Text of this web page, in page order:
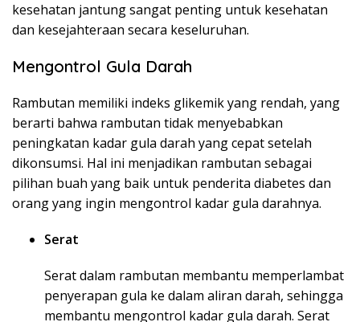
kesehatan jantung sangat penting untuk kesehatan
dan kesejahteraan secara keseluruhan.
Mengontrol Gula Darah
Rambutan memiliki indeks glikemik yang rendah, yang
berarti bahwa rambutan tidak menyebabkan
peningkatan kadar gula darah yang cepat setelah
dikonsumsi. Hal ini menjadikan rambutan sebagai
pilihan buah yang baik untuk penderita diabetes dan
orang yang ingin mengontrol kadar gula darahnya.
Serat
Serat dalam rambutan membantu memperlambat
penyerapan gula ke dalam aliran darah, sehingga
membantu mengontrol kadar gula darah. Serat